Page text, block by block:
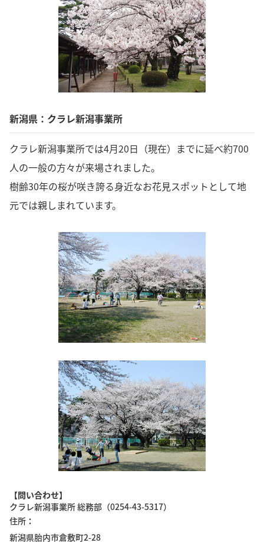
新潟県：クラレ新潟事業所
クラレ新潟事業所では4月20日（現在）までに延べ約700
人の一般の方々が来場されました。
樹齢30年の桜が咲き誇る身近なお花見スポットとして地
元では親しまれています。
【問い合わせ】
クラレ新潟事業所 総務部（0254-43-5317）
住所
新潟県胎内市倉敷町2-28